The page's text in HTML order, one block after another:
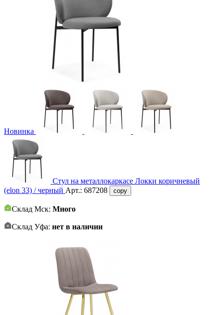
Новинка
Стул на металлокаркасе Локки коричневый
(elon 33) / черный Арт.: 687208 copy
Склад Мск: Много
Склад Уфа: нет в наличии